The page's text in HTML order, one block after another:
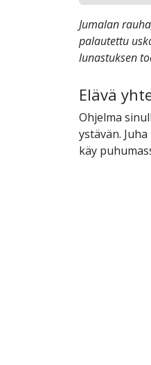
Jumalan
palautettu
lunastuksen
Elävä
Ohjelma
ystävän.
käy